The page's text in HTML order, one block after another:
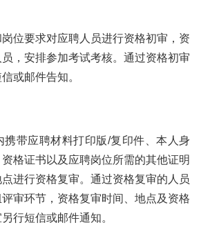
位要求对应聘人员进行资格初审，资
，安排参加考试考核。通过资格初审
或邮件告知。
携带应聘材料打印版/复印件、本人身
格证书以及应聘岗位所需的其他证明
进行资格复审。通过资格复审的人员
审环节，资格复审时间、地点及资格
行短信或邮件通知。